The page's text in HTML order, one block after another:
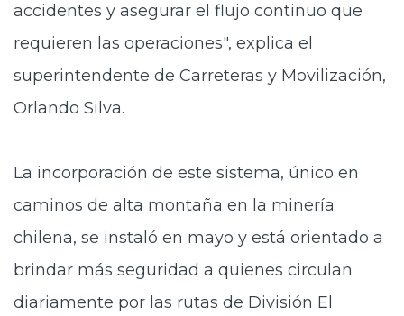
accidentes y asegurar el flujo continuo que
requieren las operaciones", explica el
superintendente de Carreteras y Movilización,
Orlando Silva.
La incorporación de este sistema, único en
caminos de alta montaña en la minería
chilena, se instaló en mayo y está orientado a
brindar más seguridad a quienes circulan
diariamente por las rutas de División El